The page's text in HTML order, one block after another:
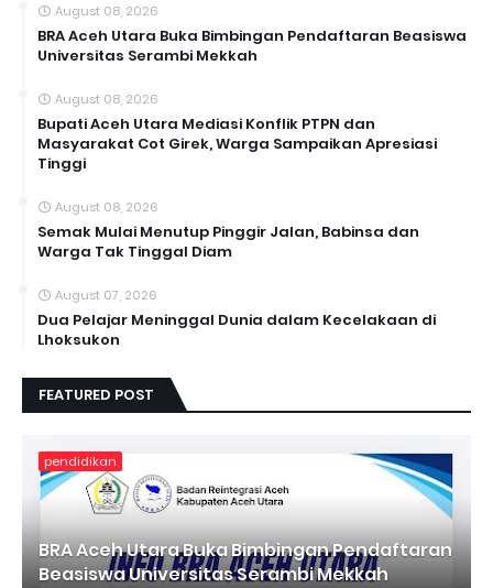
August 08, 2026
BRA Aceh Utara Buka Bimbingan Pendaftaran Beasiswa
Universitas Serambi Mekkah
August 08, 2026
Bupati Aceh Utara Mediasi Konflik PTPN dan
Masyarakat Cot Girek, Warga Sampaikan Apresiasi
Tinggi
August 08, 2026
Semak Mulai Menutup Pinggir Jalan, Babinsa dan
Warga Tak Tinggal Diam
August 07, 2026
Dua Pelajar Meninggal Dunia dalam Kecelakaan di
Lhoksukon
FEATURED POST
pendidikan
BRA Aceh Utara Buka Bimbingan Pendaftaran
Beasiswa Universitas Serambi Mekkah